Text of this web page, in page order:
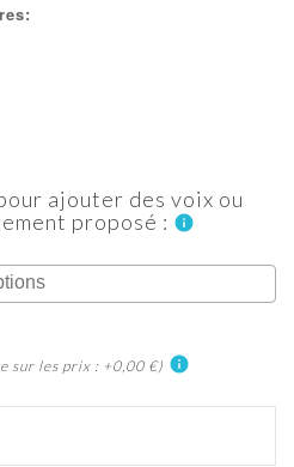
ajouter des voix ou
proposé : info
sur les prix : +0,00 €) info